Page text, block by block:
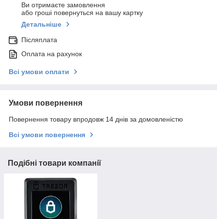
Ви отримаєте замовлення
або гроші повернуться на вашу картку
Детальніше
Післяплата
Оплата на рахунок
Всі умови оплати
Умови повернення
Повернення товару впродовж 14 днів за домовленістю
Всі умови повернення
Подібні товари компанії